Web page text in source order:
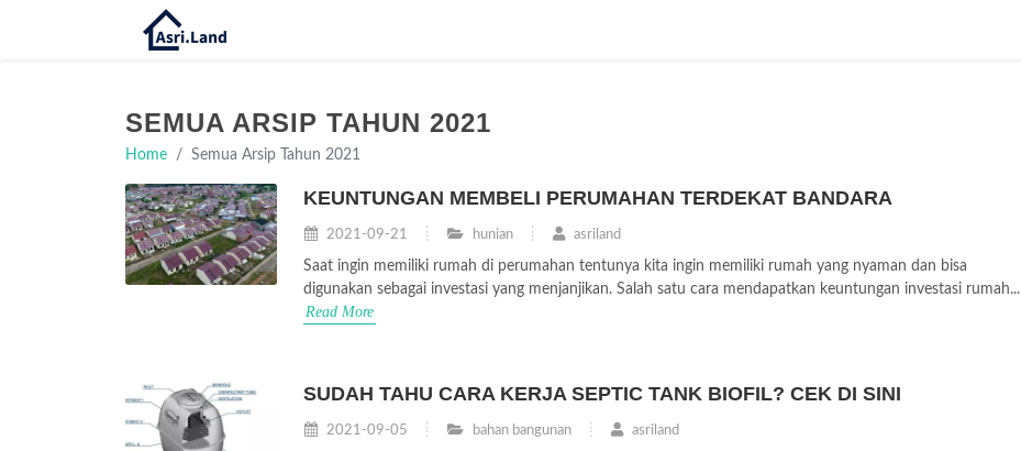
SEMUA ARSIP TAHUN 2021
Home Semua Arsip Tahun 2021
KEUNTUNGAN MEMBELI PERUMAHAN TERDEKAT BANDARA
2021-09-21 hunian asriland
Saat ingin memiliki rumah di perumahan tentunya kita ingin memiliki rumah yang nyaman dan bisa
digunakan sebagai investasi yang menjanjikan. Salah satu cara mendapatkan keuntungan investasi rumah...
Read More
SUDAH TAHU CARA KERJA SEPTIC TANK BIOFIL? CEK DI SINI
2021-09-05 bahan bangunan asriland